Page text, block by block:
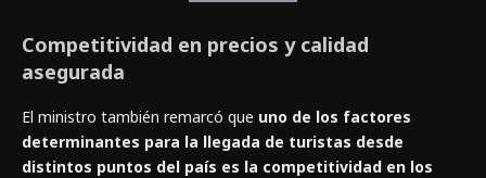
Competitividad en precios y calidad
asegurada
El ministro también remarcó que uno de los factores
determinantes para la llegada de turistas desde
distintos puntos del país es la competitividad en los